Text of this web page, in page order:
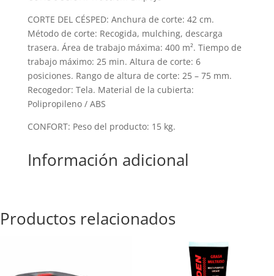
CORTE DEL CÉSPED: Anchura de corte: 42 cm.
Método de corte: Recogida, mulching, descarga
trasera. Área de trabajo máxima: 400 m². Tiempo de
trabajo máximo: 25 min. Altura de corte: 6
posiciones. Rango de altura de corte: 25 – 75 mm.
Recogedor: Tela. Material de la cubierta:
Polipropileno / ABS
CONFORT: Peso del producto: 15 kg.
Información adicional
Productos relacionados